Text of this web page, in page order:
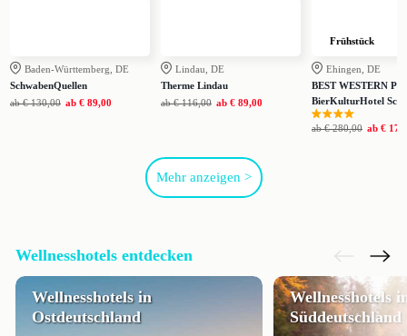
Baden-Württemberg, DE
SchwabenQuellen
ab € 130,00 ab € 89,00
Lindau, DE
Therme Lindau
ab € 116,00 ab € 89,00
Frühstück
Ehingen, DE
BEST WESTERN
BierKulturHotel
ab € 280,00 ab €
Mehr anzeigen >
Wellnesshotels entdecken
Wellnesshotels in
Ostdeutschland
Wellnesshotels
Süddeutschland